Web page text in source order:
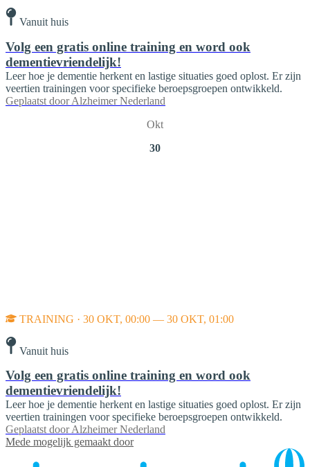
Vanuit huis
Volg een gratis online training en word ook
dementievriendelijk!
Leer hoe je dementie herkent en lastige situaties goed oplost. Er zijn
veertien trainingen voor specifieke beroepsgroepen ontwikkeld.
Geplaatst door Alzheimer Nederland
Okt
30
TRAINING · 30 OKT, 00:00 — 30 OKT, 01:00
Vanuit huis
Volg een gratis online training en word ook
dementievriendelijk!
Leer hoe je dementie herkent en lastige situaties goed oplost. Er zijn
veertien trainingen voor specifieke beroepsgroepen ontwikkeld.
Geplaatst door Alzheimer Nederland
Mede mogelijk gemaakt door